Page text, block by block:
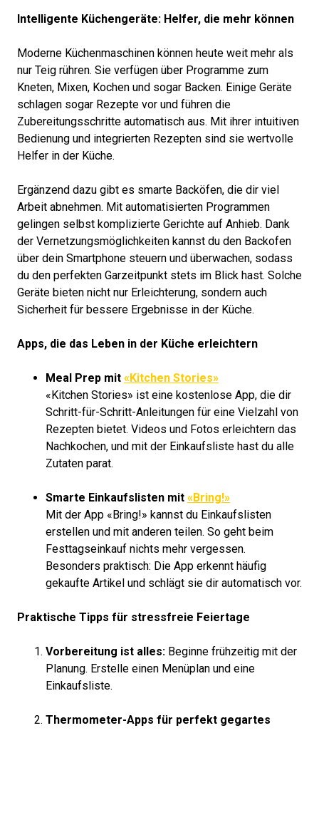
Intelligente Küchengeräte: Helfer, die mehr können
Moderne Küchenmaschinen können heute weit mehr als
nur Teig rühren. Sie verfügen über Programme zum
Kneten, Mixen, Kochen und sogar Backen. Einige Geräte
schlagen sogar Rezepte vor und führen die
Zubereitungsschritte automatisch aus. Mit ihrer intuitiven
Bedienung und integrierten Rezepten sind sie wertvolle
Helfer in der Küche.
Ergänzend dazu gibt es smarte Backöfen, die dir viel
Arbeit abnehmen. Mit automatisierten Programmen
gelingen selbst komplizierte Gerichte auf Anhieb. Dank
der Vernetzungsmöglichkeiten kannst du den Backofen
über dein Smartphone steuern und überwachen, sodass
du den perfekten Garzeitpunkt stets im Blick hast. Solche
Geräte bieten nicht nur Erleichterung, sondern auch
Sicherheit für bessere Ergebnisse in der Küche.
Apps, die das Leben in der Küche erleichtern
Meal Prep mit «Kitchen Stories»
«Kitchen Stories» ist eine kostenlose App, die dir
Schritt-für-Schritt-Anleitungen für eine Vielzahl von
Rezepten bietet. Videos und Fotos erleichtern das
Nachkochen, und mit der Einkaufsliste hast du alle
Zutaten parat.
Smarte Einkaufslisten mit «Bring!»
Mit der App «Bring!» kannst du Einkaufslisten
erstellen und mit anderen teilen. So geht beim
Festtagseinkauf nichts mehr vergessen.
Besonders praktisch: Die App erkennt häufig
gekaufte Artikel und schlägt sie dir automatisch vor.
Praktische Tipps für stressfreie Feiertage
Vorbereitung ist alles: Beginne frühzeitig mit der
Planung. Erstelle einen Menüplan und eine
Einkaufsliste.
Thermometer-Apps für perfekt gegartes